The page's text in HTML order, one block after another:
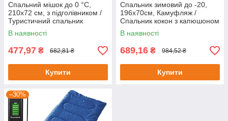
Спальний мішок до 0 °C,
210х72 см, з підголівником /
Туристичний спальник
зимовий / Зимовий спальний
мішок
В наявності
477,97 ₴ 682,81 ₴
Купити
Спальник зимовий до -20,
196х70см, Камуфляж /
Спальник кокон з капюшоном
для ЗСУ / Спальний мішок-
ковдра
В наявності
689,16 ₴ 984,52 ₴
Купити
–30%